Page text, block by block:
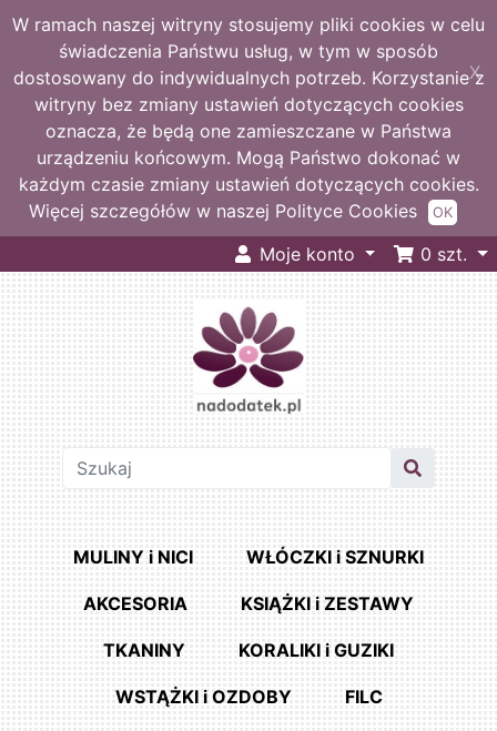
W ramach naszej witryny stosujemy pliki cookies w celu
świadczenia Państwu usług, w tym w sposób
dostosowany do indywidualnych potrzeb. Korzystanie z
witryny bez zmiany ustawień dotyczących cookies
oznacza, że będą one zamieszczane w Państwa
urządzeniu końcowym. Mogą Państwo dokonać w
każdym czasie zmiany ustawień dotyczących cookies.
Więcej szczegółów w naszej Polityce Cookies
X
OK
Moje konto 0 szt.
MULINY i NICI WŁÓCZKI i SZNURKI
AKCESORIA KSIĄŻKI i ZESTAWY
TKANINY KORALIKI i GUZIKI
WSTĄŻKI i OZDOBY FILC